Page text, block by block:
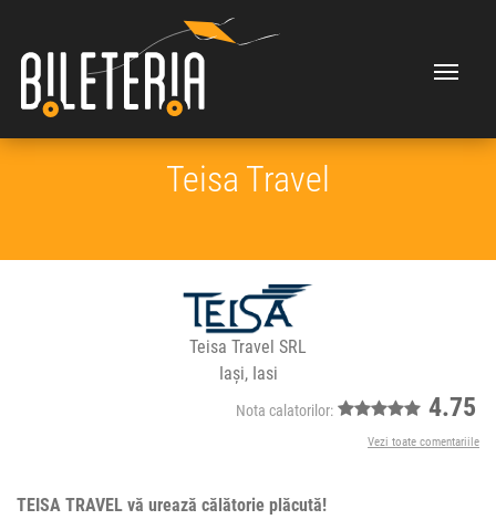
Teisa Travel
Teisa Travel SRL
Iași, Iasi
Nota calatorilor: 4.75
Vezi toate comentariile
TEISA TRAVEL vă urează călătorie plăcută!